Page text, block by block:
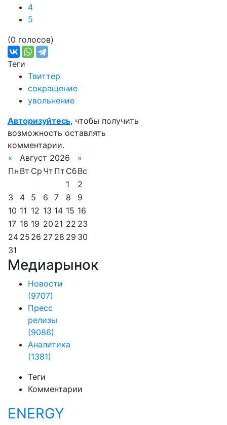
4
5
(0 голосов)
Теги
Твиттер
сокращение
увольнение
Авторизуйтесь, чтобы получить
возможность оставлять
комментарии.
«
Август 2026
»
Пн Вт Ср Чт Пт СбВс
1
2
3
4 5 6 7 8
9
10 11 12 13 14 15 16
17 18 19 20 21 22 23
24 25 26 27 28 29 30
31
Медиарынок
Новости
(9707)
Пресс
релизы
(9086)
Аналитика
(1381)
Теги
Комментарии
ENERGY